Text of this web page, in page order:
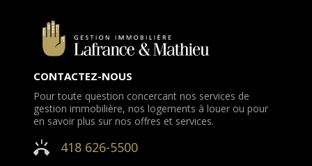
CONTACTEZ-NOUS
Pour toute question concercant nos services de
gestion immobilière, nos logements à louer ou pour
en savoir plus sur nos offres et services.
418 626-5500